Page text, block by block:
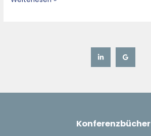
Konferenzbücher